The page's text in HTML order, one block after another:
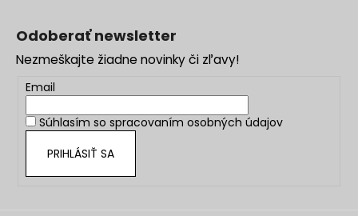
Odoberať newsletter
Nezmeškajte žiadne novinky či zľavy!
Email
Súhlasím so spracovaním osobných údajov
PRIHLÁSIŤ SA